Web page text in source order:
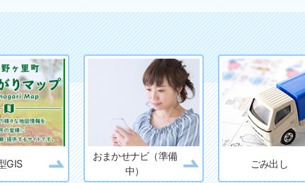
GIS
おまかせナビ（準備
中）
ごみ出し